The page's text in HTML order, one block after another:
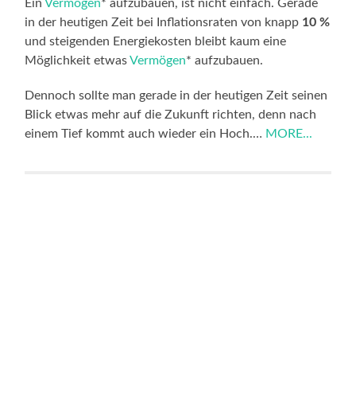
EinVermögen* aufzubauen, ist nicht einfach. Gerade
in der heutigen Zeit bei Inflationsraten von knapp 10 %
und steigenden Energiekosten bleibt kaum eine
Möglichkeit etwasVermögen* aufzubauen.
Dennoch sollte man gerade in der heutigen Zeit seinen
Blick etwas mehr auf die Zukunft richten, denn nach
einem Tief kommt auch wieder ein Hoch.… MORE...